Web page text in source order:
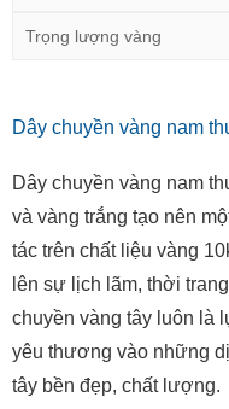
Trọng lượng vàng
Dây chuyền vàng nam
Dây chuyền vàng nam
và vàng trắng tạo nên
tác trên chất liệu vàng
lên sự lịch lãm, thời
chuyền vàng tây luôn là
yêu thương vào những
tây bền đẹp, chất lượng.